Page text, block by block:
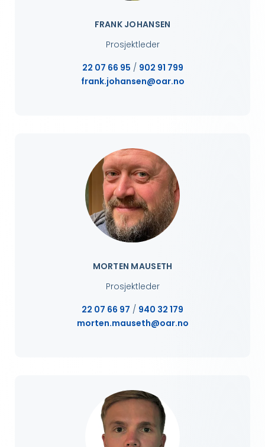
FRANK JOHANSEN
Prosjektleder
22 07 66 95 / 902 91 799
frank.johansen@oar.no
MORTEN MAUSETH
Prosjektleder
22 07 66 97 / 940 32 179
morten.mauseth@oar.no